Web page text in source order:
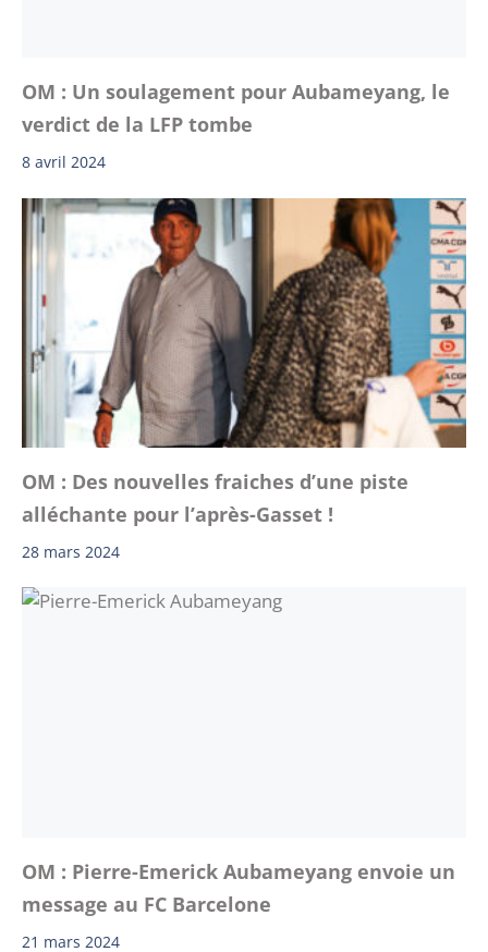
OM : Un soulagement pour Aubameyang, le
verdict de la LFP tombe
8 avril 2024
OM : Des nouvelles fraiches d’une piste
alléchante pour l’après-Gasset !
28 mars 2024
OM : Pierre-Emerick Aubameyang envoie un
message au FC Barcelone
21 mars 2024